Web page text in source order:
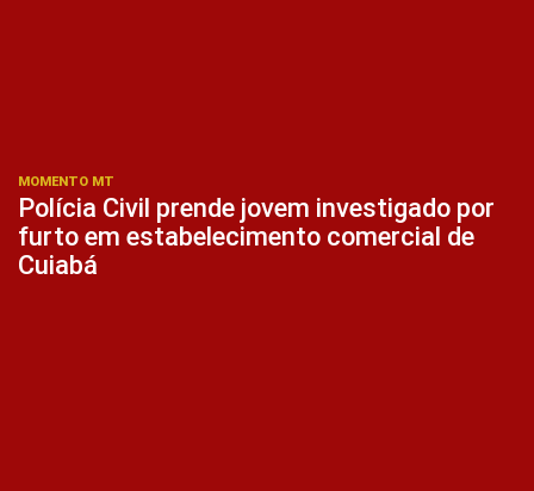
MOMENTO MT
Polícia Civil prende jovem investigado por
furto em estabelecimento comercial de
Cuiabá